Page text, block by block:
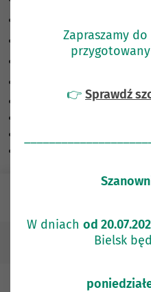
Zaznacz nagłówki
Skalowanie treści 100%
Ład Korporacyjny
Zapraszamy
👉 Sprawdź
W dniach od
Bielsk